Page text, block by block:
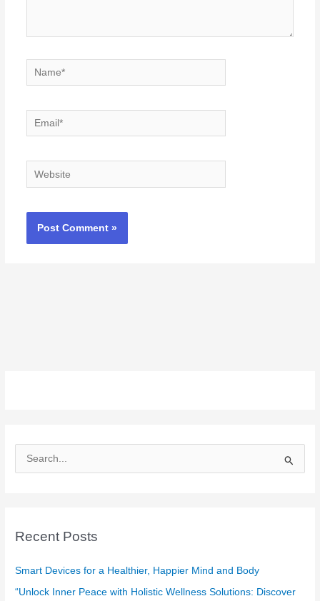
Name*
Email*
Website
e
c
f
o
Recent Posts
Smart Devices for a Healthier, Happier Mind and Body
“Unlock Inner Peace with Holistic Wellness Solutions: Discover